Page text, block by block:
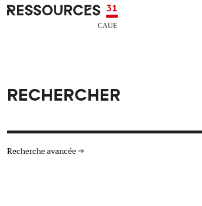
Aller au contenu principal
CAUE RESSOURCES 31
RECHERCHER
Recherche avancée